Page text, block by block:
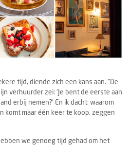
tijd, diende zich een kans aan. “De
verhuurder zei: ‘Je bent de eerste aan
erbij nemen?’ En ik dacht: waarom
komt maar één keer te koop, zeggen
we genoeg tijd gehad om het